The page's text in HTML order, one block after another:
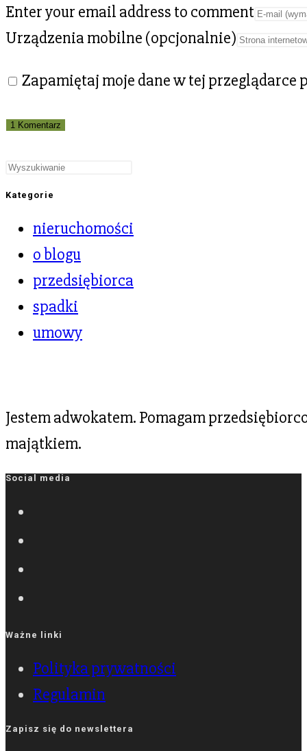
Enter your email address to comment
Urządzenia mobilne (opcjonalnie)
Zapamiętaj moje dane w tej
Kategorie
nieruchomości
o blogu
przedsiębiorca
spadki
umowy
Jestem adwokatem. Pomagam
majątkiem.
Social media
Ważne linki
Polityka prywatności
Regulamin
Zapisz się do newslettera